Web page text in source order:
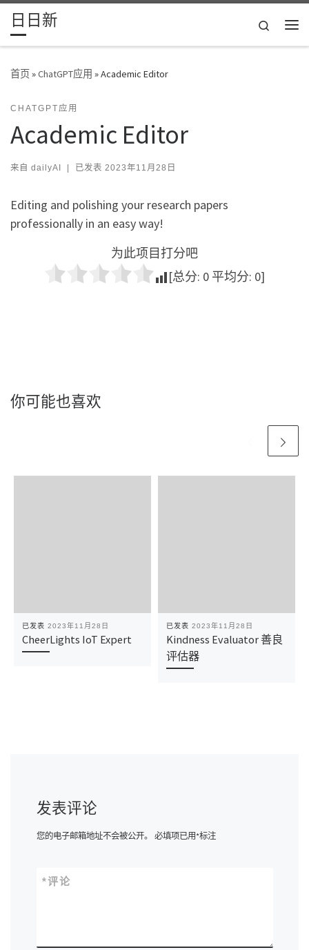
Skip to content
日日新
Search
首页»ChatGPT应用 »Academic Editor
CHATGPT应用
Academic Editor
来自 dailyAI | 已发表 2023年11月28日
Editing and polishing your research papers
professionally in an easy way!
为此项目打分吧
[总分: 0 平均分: 0]
你可能也喜欢
已发表 2023年11月28日
CheerLights IoT Expert
已发表 2023年11月28日
Kindness Evaluator 善良
评估器
发表评论
您的电子邮箱地址不会被公开。 必填项已用*标注
评论
*